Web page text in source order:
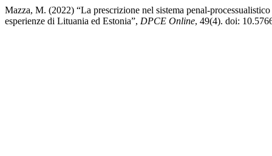
Mazza, M. (2022) “La prescrizione nel sistema penal-
esperienze di Lituania ed Estonia”, DPCE Online, 49(4). doi: